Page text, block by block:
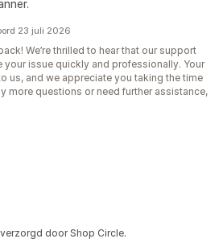
23 juli 2026
We’re thrilled to hear that our support
your issue quickly and professionally. Your
us, and we appreciate you taking the time
more questions or need further assistance,
door Shop Circle.